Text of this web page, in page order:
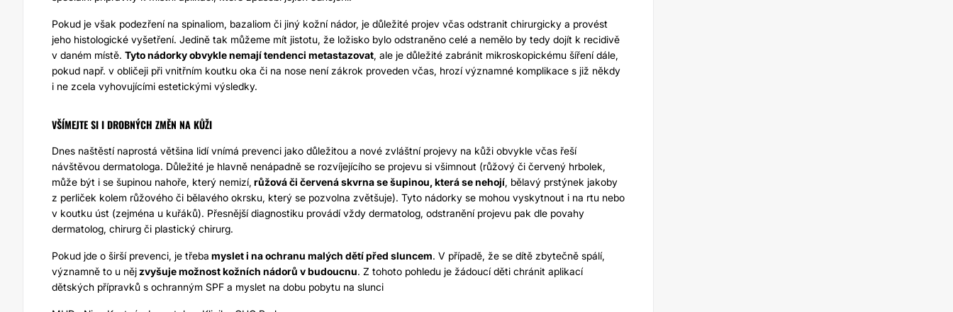
Pokud je však podezření na spinaliom, bazaliom či jiný kožní nádor, je důležité projev včas odstranit chirurgicky a provést
jeho histologické vyšetření. Jedině tak můžeme mít jistotu, že ložisko bylo odstraněno celé a nemělo by tedy dojít k recidivě
v daném místě. Tyto nádorky obvykle nemají tendenci metastazovat, ale je důležité zabránit mikroskopickému šíření dále,
pokud např. v obličeji při vnitřním koutku oka či na nose není zákrok proveden včas, hrozí významné komplikace s již někdy
i ne zcela vyhovujícími estetickými výsledky.
VŠÍMEJTE SI I DROBNÝCH ZMĚN NA KŮŽI
Dnes naštěstí naprostá většina lidí vnímá prevenci jako důležitou a nové zvláštní projevy na kůži obvykle včas řeší
návštěvou dermatologa. Důležité je hlavně nenápadně se rozvíjejícího se projevu si všimnout (růžový či červený hrbolek,
může být i se šupinou nahoře, který nemizí, růžová či červená skvrna se šupinou, která se nehojí, bělavý prstýnek jakoby
z perliček kolem růžového či bělavého okrsku, který se pozvolna zvětšuje). Tyto nádorky se mohou vyskytnout i na rtu nebo
v koutku úst (zejména u kuřáků). Přesnější diagnostiku provádí vždy dermatolog, odstranění projevu pak dle povahy
dermatolog, chirurg či plastický chirurg.
Pokud jde o širší prevenci, je třeba myslet i na ochranu malých dětí před sluncem. V případě, že se dítě zbytečně spálí,
významně to u nějzvyšuje možnost kožních nádorů v budoucnu. Z tohoto pohledu je žádoucí děti chránit aplikací
dětských přípravků s ochranným SPF a myslet na dobu pobytu na slunci